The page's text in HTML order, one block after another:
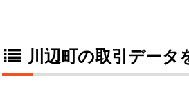
川辺町の取引データ